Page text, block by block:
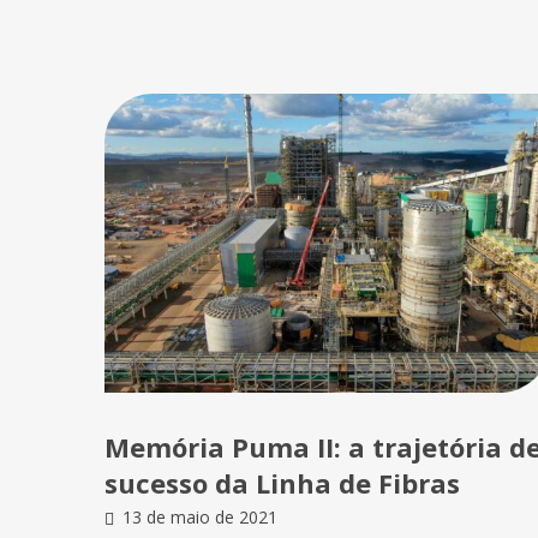
Memória Puma II: a trajetória
sucesso da Linha de Fibras
13 de maio de 2021